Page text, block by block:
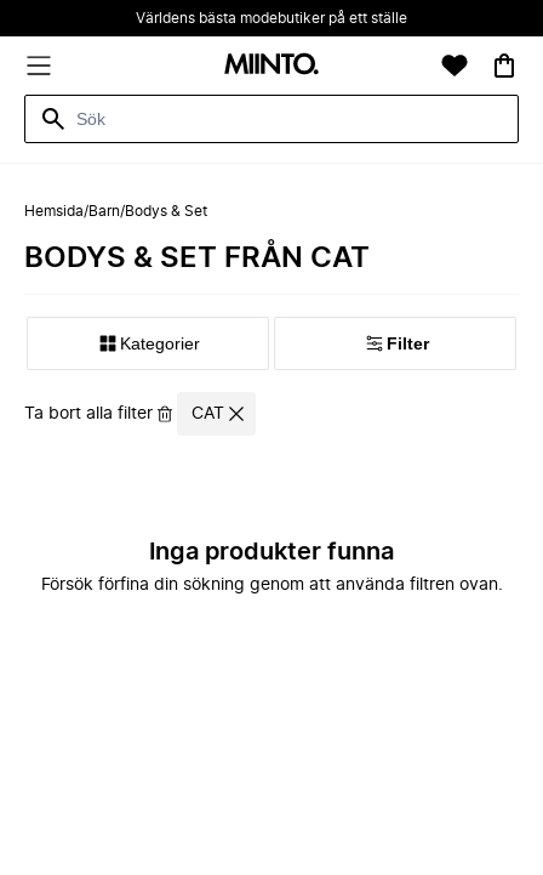
Världens bästa modebutiker på ett ställe
Hemsida/Barn/Bodys & Set
BODYS & SET FRÅN CAT
Kategorier Filter
Ta bort alla filter CAT
Inga produkter funna
Försök förfina din sökning genom att använda filtren ovan.